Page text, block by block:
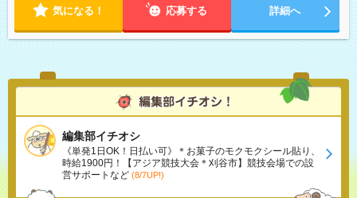
気になる！ 応募する 詳細へ
編集部イチオシ
《単発1日OK！日払い可》＊お菓子のモクモクシール貼り、
時給1900円！【アジア競技大会＊刈谷市】競技会場での設
営サポートなど (8/7UP!)